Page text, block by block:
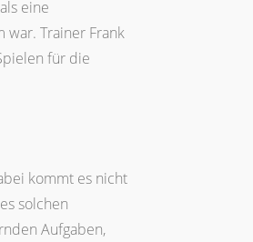
eine
war. Trainer Frank
für die
kommt es nicht
solchen
Aufgaben,